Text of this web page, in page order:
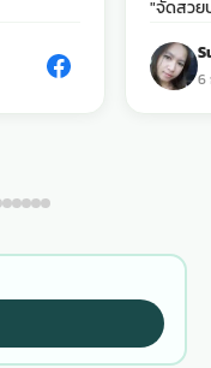
"จัดสวย
6